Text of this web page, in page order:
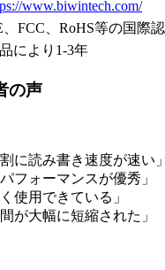
www.biwintech.com/
、FCC、RoHS等の国際
により1-3年
の声
割に読み書き速度が速い」
パフォーマンスが優秀」
使用できている」
間が大幅に短縮された」